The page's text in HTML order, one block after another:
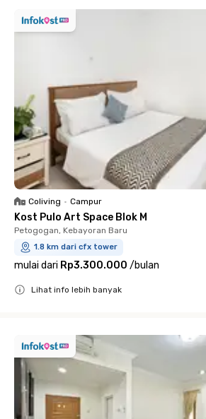
Coliving • Campur
Kost Pulo Art Space Blok M
Petogogan, Kebayoran Baru
1.8 km dari cfx tower
mulai dari Rp3.300.000 /bulan
Lihat info lebih banyak